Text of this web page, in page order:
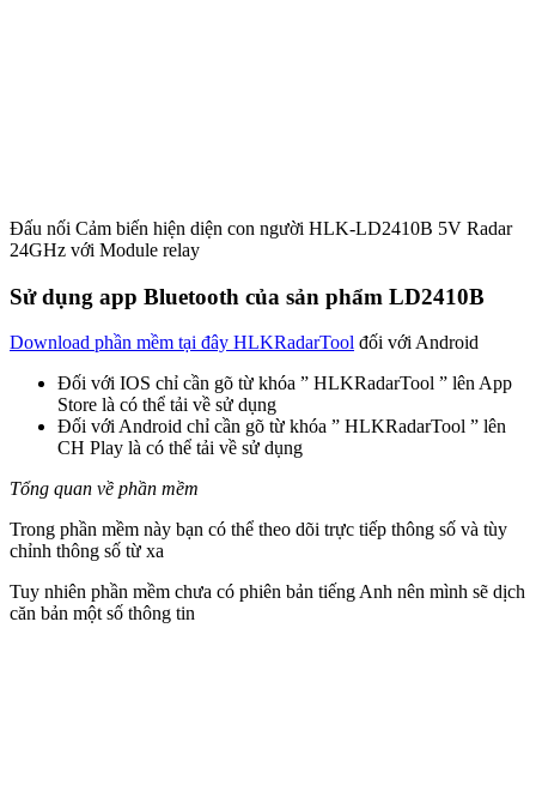
Đấu nối Cảm biến hiện diện con người HLK-LD2410B 5V Radar
24GHz với Module relay
Sử dụng app Bluetooth của sản phẩm LD2410B
Download phần mềm tại đây HLKRadarTool đối với Android
Đối với IOS chỉ cần gõ từ khóa ” HLKRadarTool ” lên App
Store là có thể tải về sử dụng
Đối với Android chỉ cần gõ từ khóa ” HLKRadarTool ” lên
CH Play là có thể tải về sử dụng
Tổng quan về phần mềm
Trong phần mềm này bạn có thể theo dõi trực tiếp thông số và tùy
chỉnh thông số từ xa
Tuy nhiên phần mềm chưa có phiên bản tiếng Anh nên mình sẽ dịch
căn bản một số thông tin